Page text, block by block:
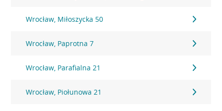
Wrocław, Miłoszycka 50
Wrocław, Paprotna 7
Wrocław, Parafialna 21
Wrocław, Piołunowa 21